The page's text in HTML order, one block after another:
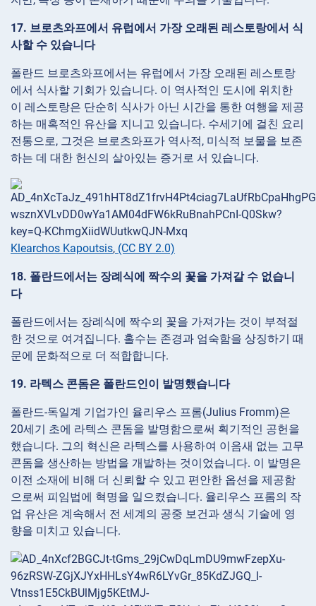
17. 브로츠와프에서 유럽에서 가장 오래된 레스토랑에서 식
사할 수 있습니다
폴란드 브로츠와프에서는 유럽에서 가장 오래된 레스토랑
에서 식사할 기회가 있습니다. 이 역사적인 도시에 위치한
이 레스토랑은 단순히 식사가 아닌 시간을 통한 여행을 제공
하는 매혹적인 유산을 지니고 있습니다. 수세기에 걸친 요리
전통으로, 그것은 브로츠와프가 역사적, 미식적 보물을 보존
하는 데 대한 헌신의 살아있는 증거로 서 있습니다.
Klearchos Kapoutsis, (CC BY 2.0)
18. 폴란드에서는 장례식에 짝수의 꽃을 가져갈 수 없습니
다
폴란드에서는 장례식에 짝수의 꽃을 가져가는 것이 부적절
한 것으로 여겨집니다. 홀수는 존경과 엄숙함을 상징하기 때
문에 문화적으로 더 적합합니다.
19. 라텍스 콘돔은 폴란드인이 발명했습니다
폴란드-독일계 기업가인 율리우스 프롬(Julius Fromm)은
20세기 초에 라텍스 콘돔을 발명함으로써 획기적인 공헌을
했습니다. 그의 혁신은 라텍스를 사용하여 이음새 없는 고무
콘돔을 생산하는 방법을 개발하는 것이었습니다. 이 발명은
이전 소재에 비해 더 신뢰할 수 있고 편안한 옵션을 제공함
으로써 피임법에 혁명을 일으켰습니다. 율리우스 프롬의 작
업 유산은 계속해서 전 세계의 공중 보건과 생식 기술에 영
향을 미치고 있습니다.